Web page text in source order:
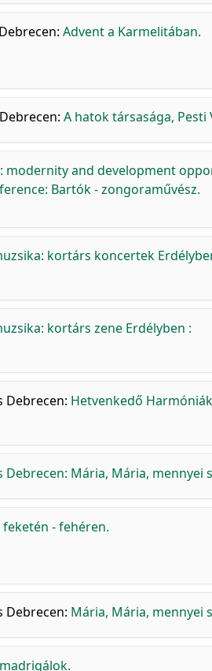
: Advent a Karmelitában.
: A hatok társasága, Pesti
modernity and development
Bartók - zongoraművész.
kortárs koncertek
kortárs zene Erdélyben :
Debrecen: Hetvenkedő
Debrecen: Mária, Mária, mennyei
- fehéren.
Debrecen: Mária, Mária, mennyei